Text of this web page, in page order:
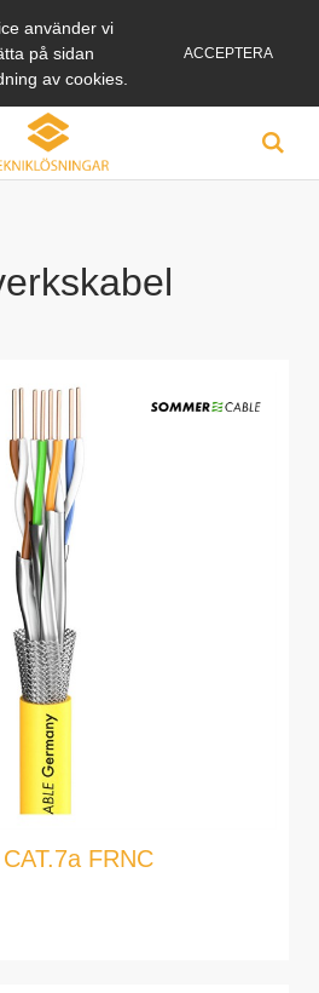
använder vi
på sidan
av cookies.
ACCEPTERA
FRNC